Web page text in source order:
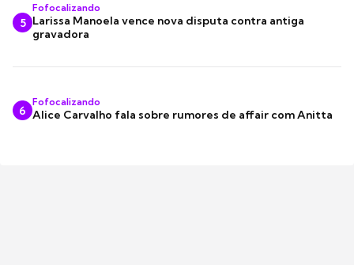
5
Fofocalizando
Larissa Manoela vence nova disputa contra antiga
gravadora
6
Fofocalizando
Alice Carvalho fala sobre rumores de affair com Anitta